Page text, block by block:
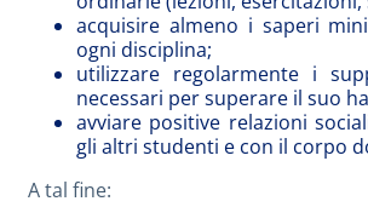
acquisire almeno i saperi
ogni disciplina;
utilizzare regolarmente i
necessari per superare il suo
avviare positive relazioni
gli altri studenti e con il corpo
A tal fine: